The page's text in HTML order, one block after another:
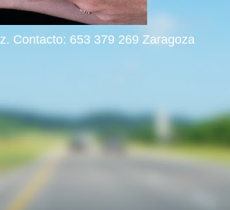
Contacto: 653 379 269 Zaragoza